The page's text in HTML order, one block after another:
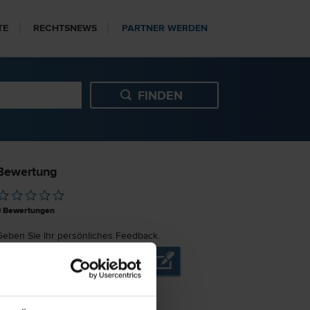
RECHTSNEWS PARTNER WERDEN
Bewertungen
Sie Ihr persönliches Feedback.
JETZT BEWERTEN